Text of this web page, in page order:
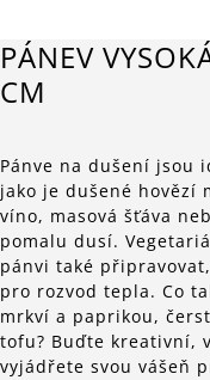
PÁNEV
CM
Pánve na dušení jsou
jako je dušené hovězí
víno, masová šťáva
pomalu dusí.
pánvi také
pro rozvod tepla. Co
mrkví a paprikou,
tofu? Buďte kreativní,
vyjádřete svou vášeň